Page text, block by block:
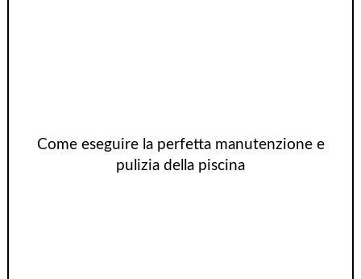
Come eseguire la perfetta manutenzione e
pulizia della piscina